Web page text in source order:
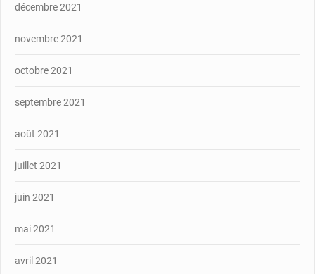
décembre 2021
novembre 2021
octobre 2021
septembre 2021
août 2021
juillet 2021
juin 2021
mai 2021
avril 2021